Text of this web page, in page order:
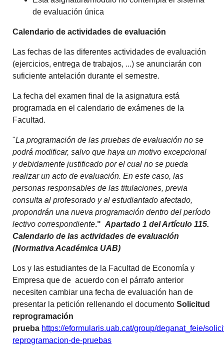
de evaluación única
Calendario de actividades de evaluación
Las fechas de las diferentes actividades de evaluación
(ejercicios, entrega de trabajos, ...) se anunciarán con
suficiente antelación durante el semestre.
La fecha del examen final de la asignatura está
programada en el calendario de exámenes de la
Facultad.
"La programación de las pruebas de evaluación no se
podrá modificar, salvo que haya un motivo excepcional
y debidamente justificado por el cual no se pueda
realizar un acto de evaluación. En este caso, las
personas responsables de las titulaciones, previa
consulta al profesorado y al estudiantado afectado,
propondrán una nueva programación dentro del período
lectivo correspondiente."Apartado 1 del Artículo 115.
Calendario de las actividades de evaluación
(Normativa Académica UAB)
Los y las estudiantes de la Facultad de Economía y
Empresa que de acuerdo con el párrafo anterior
necesiten cambiar una fecha de evaluación han de
presentar la petición rellenando el documentoSolicitud
reprogramación
prueba https://eformularis.uab.cat/group/deganat_feie/
reprogramacion-de-pruebas